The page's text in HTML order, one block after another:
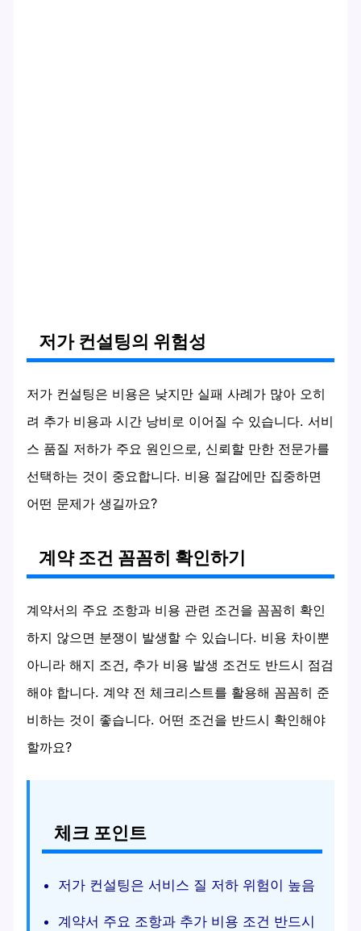
저가 컨설팅의 위험성
저가 컨설팅은 비용은 낮지만 실패 사례가 많아 오히
려 추가 비용과 시간 낭비로 이어질 수 있습니다. 서비
스 품질 저하가 주요 원인으로, 신뢰할 만한 전문가를
선택하는 것이 중요합니다. 비용 절감에만 집중하면
어떤 문제가 생길까요?
계약 조건 꼼꼼히 확인하기
계약서의 주요 조항과 비용 관련 조건을 꼼꼼히 확인
하지 않으면 분쟁이 발생할 수 있습니다. 비용 차이뿐
아니라 해지 조건, 추가 비용 발생 조건도 반드시 점검
해야 합니다. 계약 전 체크리스트를 활용해 꼼꼼히 준
비하는 것이 좋습니다. 어떤 조건을 반드시 확인해야
할까요?
체크 포인트
저가 컨설팅은 서비스 질 저하 위험이 높음
계약서 주요 조항과 추가 비용 조건 반드시